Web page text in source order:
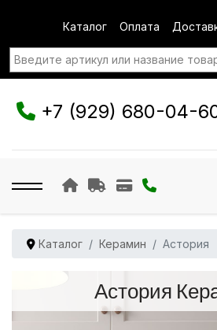
Каталог Оплата
+7 (929) 680-04-
Каталог Керамин Астория
Астория